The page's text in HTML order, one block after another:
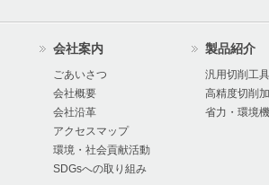
2024年度夏季休暇の
オーエムアイ 棚卸
『超硬Mドリル』の
た。
会社案内
ごあいさつ
会社概要
会社沿革
アクセスマップ
環境・社会貢献活動
SDGsへの取り組み
製品紹介
汎用切削工具
高精度切削
省力・環境